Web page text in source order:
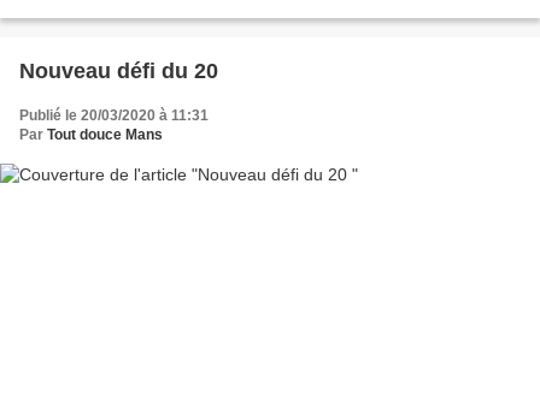
Nouveau défi du 20
Publié le 20/03/2020 à 11:31
Par Tout douce Mans